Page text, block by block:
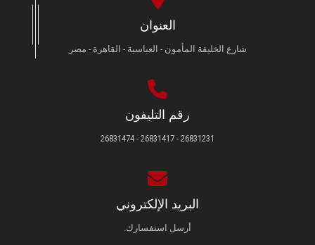
العنوان
شارع الخليفة المأمون - العباسية - القاهرة - مصر
رقم التليفون
26831231 - 26831417 - 26831474
البريد الإلكتروني
أرسل استفسارك.